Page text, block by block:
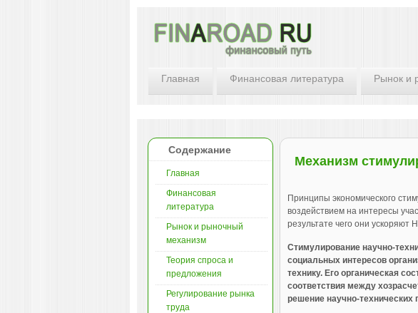
Главная Финансовая литература Рынок и
Механизм
Принципы экономического
воздействием на интересы
результате чего они
Стимулирование научно-
социальных интересов
технику. Его органическая
соответствия между
решение научно-технических
Содержание
Главная
Финансовая
литература
Рынок и рыночный
механизм
Теория спроса и
предложения
Регулирование рынка
труда